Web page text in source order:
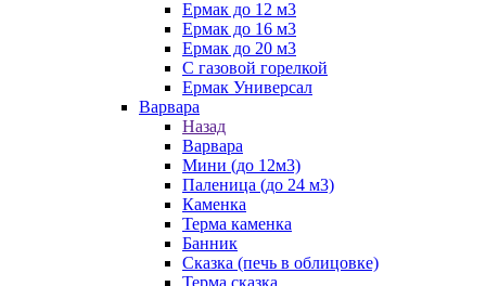
Ермак до 12 м3
Ермак до 16 м3
Ермак до 20 м3
С газовой горелкой
Ермак Универсал
Варвара
Назад
Варвара
Мини (до 12м3)
Паленица (до 24 м3)
Каменка
Терма каменка
Банник
Сказка (печь в облицовке)
Терма сказка